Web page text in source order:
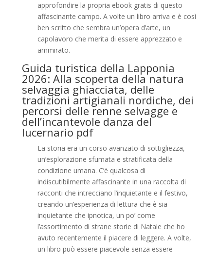
approfondire la propria ebook gratis di questo
affascinante campo. A volte un libro arriva e è così
ben scritto che sembra un’opera d’arte, un
capolavoro che merita di essere apprezzato e
ammirato.
Guida turistica della Lapponia
2026: Alla scoperta della natura
selvaggia ghiacciata, delle
tradizioni artigianali nordiche, dei
percorsi delle renne selvagge e
dell’incantevole danza del
lucernario pdf
La storia era un corso avanzato di sottigliezza,
un’esplorazione sfumata e stratificata della
condizione umana. C’è qualcosa di
indiscutibilmente affascinante in una raccolta di
racconti che intrecciano l’inquietante e il festivo,
creando un’esperienza di lettura che è sia
inquietante che ipnotica, un po’ come
l’assortimento di strane storie di Natale che ho
avuto recentemente il piacere di leggere. A volte,
un libro può essere piacevole senza essere